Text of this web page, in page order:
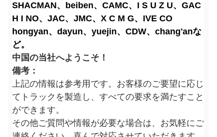
SHACMAN、beiben、CAMC、I S U Z U、GAC
H I NO、JAC、JMC、X C M G、IVE CO
hongyan、dayun、yuejin、CDW、chang'anな
ど。
中国の当社へようこそ！
備考：
上記の情報は参考用です。お客様のご要望に応じ
てトラックを製造し、すべての要求を満たすこと
ができます。
その他ご質問や情報が必要な場合は、お気軽にご